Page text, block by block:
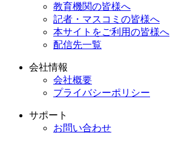
教育機関の皆様へ
記者・マスコミの皆様へ
本サイトをご利用の皆様へ
配信先一覧
会社情報
会社概要
プライバシーポリシー
サポート
お問い合わせ